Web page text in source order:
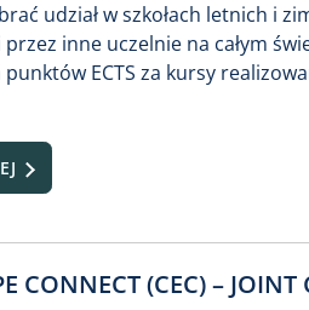
udział w szkołach letnich i
inne uczelnie na całym
ECTS za kursy
CONNECT (CEC) – JOINT